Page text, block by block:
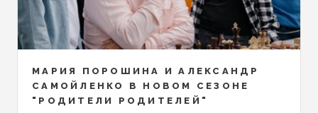
МАРИЯ ПОРОШИНА И АЛЕКСАНДР
САМОЙЛЕНКО В НОВОМ СЕЗОНЕ
"РОДИТЕЛИ РОДИТЕЛЕЙ"